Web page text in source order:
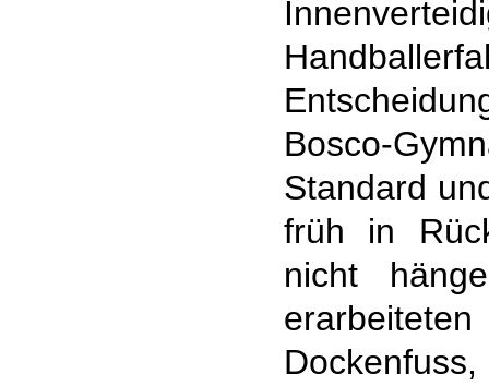
Bosco-
Standard
früh in
nicht